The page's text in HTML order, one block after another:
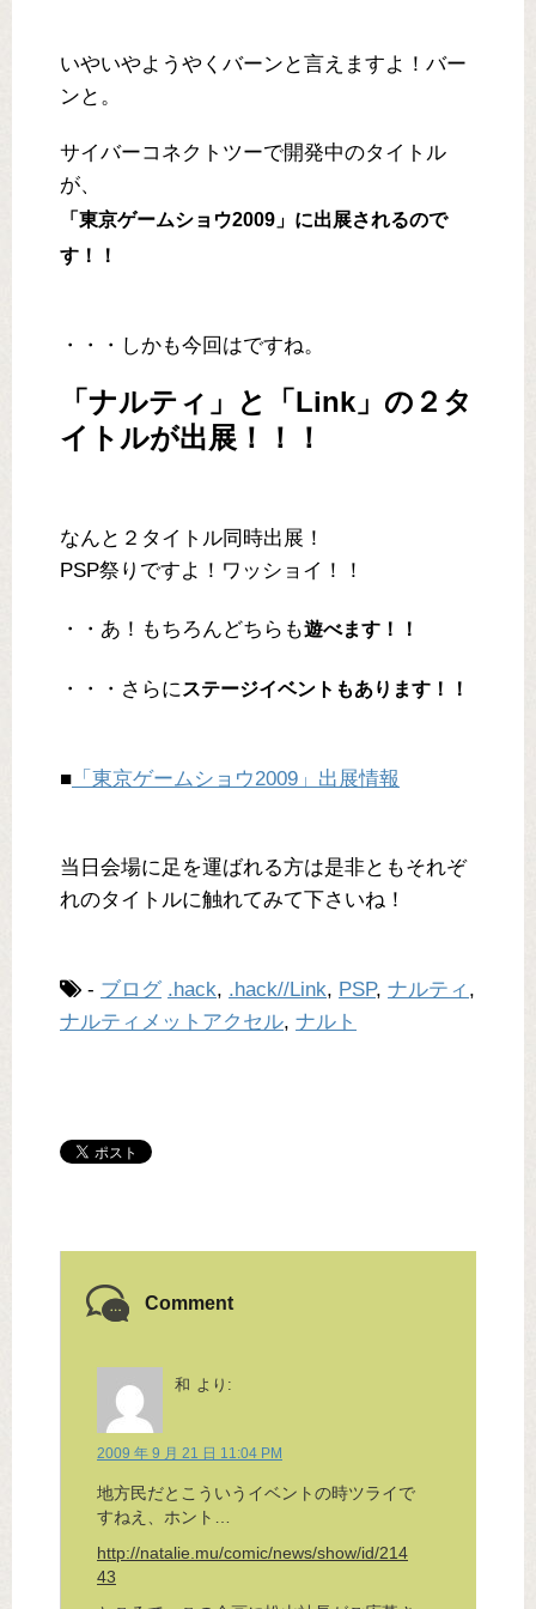
いやいやようやくバーンと言えますよ！バー
ンと。
サイバーコネクトツーで開発中のタイトル
が、
「東京ゲームショウ2009」に出展されるので
す！！
・・・しかも今回はですね。
「ナルティ」と「Link」の２タ
イトルが出展！！！
なんと２タイトル同時出展！
PSP祭りですよ！ワッショイ！！
・・あ！もちろんどちらも遊べます！！
・・・さらにステージイベントもあります！！
■ 「東京ゲームショウ2009」出展情報
当日会場に足を運ばれる方は是非ともそれぞ
れのタイトルに触れてみて下さいね！
- ブログ .hack, .hack//Link, PSP, ナルティ ,
ナルティメットアクセル, ナルト
Comment
和 より:
2009 年 9 月 21 日 11:04 PM
地方民だとこういうイベントの時ツライで
すねえ、ホント…
http://natalie.mu/comic/news/show/id/214
43